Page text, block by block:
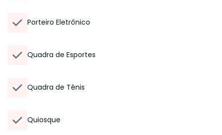
Porteiro Eletrônico
Quadra de Esportes
Quadra de Tênis
Quiosque